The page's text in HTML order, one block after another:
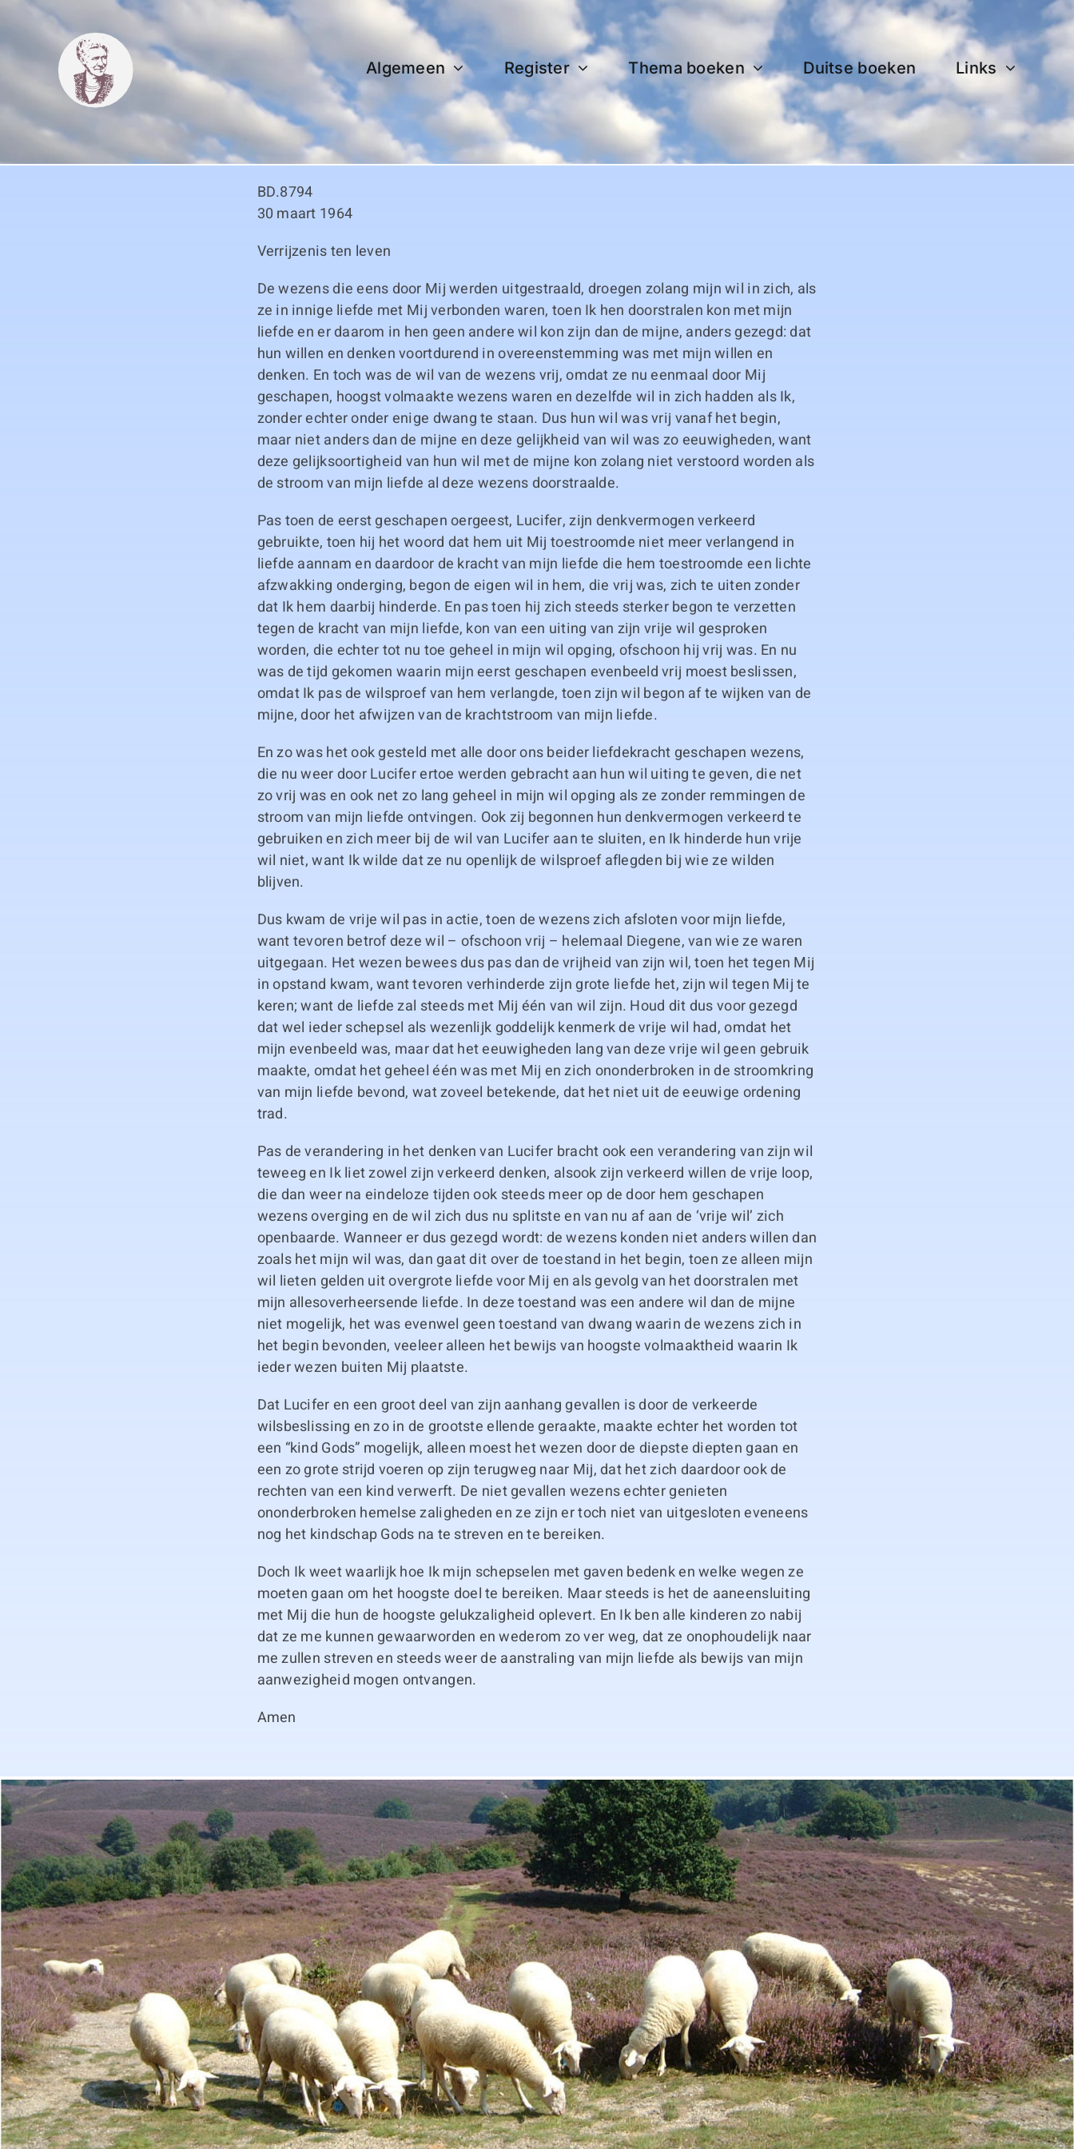
content
Algemeen Register Thema boeken Duitse boeken Links
BD.8794
30 maart 1964
Verrijzenis ten leven
De wezens die eens door Mij werden uitgestraald, droegen zolang mijn wil in zich, als
ze in innige liefde met Mij verbonden waren, toen Ik hen doorstralen kon met mijn
liefde en er daarom in hen geen andere wil kon zijn dan de mijne, anders gezegd: dat
hun willen en denken voortdurend in overeenstemming was met mijn willen en
denken. En toch was de wil van de wezens vrij, omdat ze nu eenmaal door Mij
geschapen, hoogst volmaakte wezens waren en dezelfde wil in zich hadden als Ik,
zonder echter onder enige dwang te staan. Dus hun wil was vrij vanaf het begin,
maar niet anders dan de mijne en deze gelijkheid van wil was zo eeuwigheden, want
deze gelijksoortigheid van hun wil met de mijne kon zolang niet verstoord worden als
de stroom van mijn liefde al deze wezens doorstraalde.
Pas toen de eerst geschapen oergeest, Lucifer, zijn denkvermogen verkeerd
gebruikte, toen hij het woord dat hem uit Mij toestroomde niet meer verlangend in
liefde aannam en daardoor de kracht van mijn liefde die hem toestroomde een lichte
afzwakking onderging, begon de eigen wil in hem, die vrij was, zich te uiten zonder
dat Ik hem daarbij hinderde. En pas toen hij zich steeds sterker begon te verzetten
tegen de kracht van mijn liefde, kon van een uiting van zijn vrije wil gesproken
worden, die echter tot nu toe geheel in mijn wil opging, ofschoon hij vrij was. En nu
was de tijd gekomen waarin mijn eerst geschapen evenbeeld vrij moest beslissen,
omdat Ik pas de wilsproef van hem verlangde, toen zijn wil begon af te wijken van de
mijne, door het afwijzen van de krachtstroom van mijn liefde.
En zo was het ook gesteld met alle door ons beider liefdekracht geschapen wezens,
die nu weer door Lucifer ertoe werden gebracht aan hun wil uiting te geven, die net
zo vrij was en ook net zo lang geheel in mijn wil opging als ze zonder remmingen de
stroom van mijn liefde ontvingen. Ook zij begonnen hun denkvermogen verkeerd te
gebruiken en zich meer bij de wil van Lucifer aan te sluiten, en Ik hinderde hun vrije
wil niet, want Ik wilde dat ze nu openlijk de wilsproef aflegden bij wie ze wilden
blijven.
Dus kwam de vrije wil pas in actie, toen de wezens zich afsloten voor mijn liefde,
want tevoren betrof deze wil – ofschoon vrij – helemaal Diegene, van wie ze waren
uitgegaan. Het wezen bewees dus pas dan de vrijheid van zijn wil, toen het tegen Mij
in opstand kwam, want tevoren verhinderde zijn grote liefde het, zijn wil tegen Mij te
keren; want de liefde zal steeds met Mij één van wil zijn. Houd dit dus voor gezegd
dat wel ieder schepsel als wezenlijk goddelijk kenmerk de vrije wil had, omdat het
mijn evenbeeld was, maar dat het eeuwigheden lang van deze vrije wil geen gebruik
maakte, omdat het geheel één was met Mij en zich ononderbroken in de stroomkring
van mijn liefde bevond, wat zoveel betekende, dat het niet uit de eeuwige ordening
trad.
Pas de verandering in het denken van Lucifer bracht ook een verandering van zijn wil
teweeg en Ik liet zowel zijn verkeerd denken, alsook zijn verkeerd willen de vrije loop,
die dan weer na eindeloze tijden ook steeds meer op de door hem geschapen
wezens overging en de wil zich dus nu splitste en van nu af aan de ‘vrije wil’ zich
openbaarde. Wanneer er dus gezegd wordt: de wezens konden niet anders willen dan
zoals het mijn wil was, dan gaat dit over de toestand in het begin, toen ze alleen mijn
wil lieten gelden uit overgrote liefde voor Mij en als gevolg van het doorstralen met
mijn allesoverheersende liefde. In deze toestand was een andere wil dan de mijne
niet mogelijk, het was evenwel geen toestand van dwang waarin de wezens zich in
het begin bevonden, veeleer alleen het bewijs van hoogste volmaaktheid waarin Ik
ieder wezen buiten Mij plaatste.
Dat Lucifer en een groot deel van zijn aanhang gevallen is door de verkeerde
wilsbeslissing en zo in de grootste ellende geraakte, maakte echter het worden tot
een “kind Gods” mogelijk, alleen moest het wezen door de diepste diepten gaan en
een zo grote strijd voeren op zijn terugweg naar Mij, dat het zich daardoor ook de
rechten van een kind verwerft. De niet gevallen wezens echter genieten
ononderbroken hemelse zaligheden en ze zijn er toch niet van uitgesloten eveneens
nog het kindschap Gods na te streven en te bereiken.
Doch Ik weet waarlijk hoe Ik mijn schepselen met gaven bedenk en welke wegen ze
moeten gaan om het hoogste doel te bereiken. Maar steeds is het de aaneensluiting
met Mij die hun de hoogste gelukzaligheid oplevert. En Ik ben alle kinderen zo nabij
dat ze me kunnen gewaarworden en wederom zo ver weg, dat ze onophoudelijk naar
me zullen streven en steeds weer de aanstraling van mijn liefde als bewijs van mijn
aanwezigheid mogen ontvangen.
Amen